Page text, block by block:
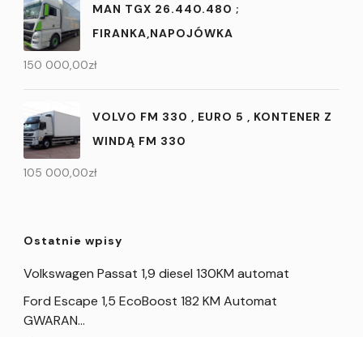
MAN TGX 26.440.480 ;
FIRANKA,NAPOJÓWKA
150 000,00zł
VOLVO FM 330 , EURO 5 , KONTENER Z
WINDĄ FM 330
105 000,00zł
Ostatnie wpisy
Volkswagen Passat 1,9 diesel 130KM automat
Ford Escape 1,5 EcoBoost 182 KM Automat
GWARAN…